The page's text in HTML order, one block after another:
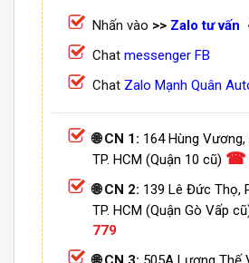
Nhấn vào >> Zalo tư vấn
Chat messenger FB
Chat Zalo Mạnh Quân
🌐 CN 1: 164 Hùng
TP. HCM (Quận 10 cũ) ☎
🌐 CN 2: 139 Lê Đức Thọ,
TP. HCM (Quận Gò Vấp
779